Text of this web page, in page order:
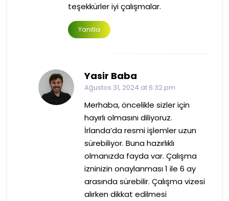
teşekkürler iyi çalışmalar.
Yanıtla
Yasir Baba
Ağustos 31, 2024 at 6:32 pm
Merhaba, öncelikle sizler için
hayırlı olmasını diliyoruz.
İrlanda’da resmi işlemler uzun
sürebiliyor. Buna hazırlıklı
olmanızda fayda var. Çalışma
izninizin onaylanması 1 ile 6 ay
arasında sürebilir. Çalışma vizesi
alırken dikkat edilmesi